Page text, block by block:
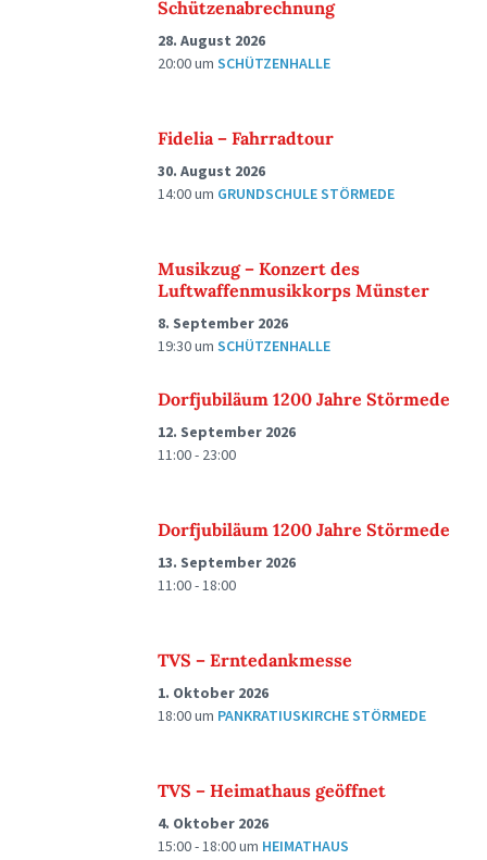
Schützenabrechnung
28. August 2026
20:00um SCHÜTZENHALLE
Fidelia – Fahrradtour
30. August 2026
14:00um GRUNDSCHULE STÖRMEDE
Musikzug – Konzert des
Luftwaffenmusikkorps Münster
8. September 2026
19:30um SCHÜTZENHALLE
Dorfjubiläum 1200 Jahre Störmede
12. September 2026
11:00 - 23:00
Dorfjubiläum 1200 Jahre Störmede
13. September 2026
11:00 - 18:00
TVS – Erntedankmesse
1. Oktober 2026
18:00um PANKRATIUSKIRCHE STÖRMEDE
TVS – Heimathaus geöffnet
4. Oktober 2026
15:00 - 18:00um HEIMATHAUS